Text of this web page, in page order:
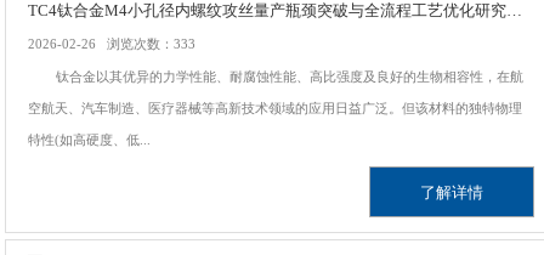
TC4钛合金M4小孔径内螺纹攻丝量产瓶颈突破与全流程工艺优化研究——基于丝锥结构改良、螺纹底孔精密扩孔加工及油酸蓖麻油煤油多组分切削液协同作用的低成本高效量产解决方案
2026-02-26 浏览次数：333
钛合金以其优异的力学性能、耐腐蚀性能、高比强度及良好的生物相容性，在航
空航天、汽车制造、医疗器械等高新技术领域的应用日益广泛。但该材料的独特物理
特性(如高硬度、低...
了解详情